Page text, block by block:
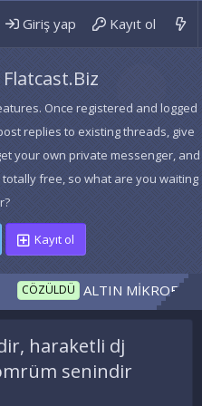
Giriş yap Kayıt ol
Once registered and logged
replies to existing threads, give
your own private messenger, and
free, so what are you waiting
Kayıt ol
ALTIN MİKROFON
haraketli dj
senindir